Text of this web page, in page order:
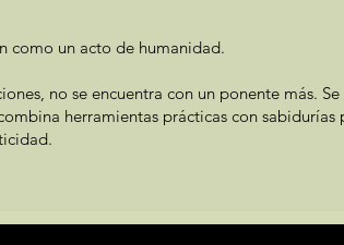
como un acto de humanidad.
no se encuentra con un ponente más.
herramientas prácticas con